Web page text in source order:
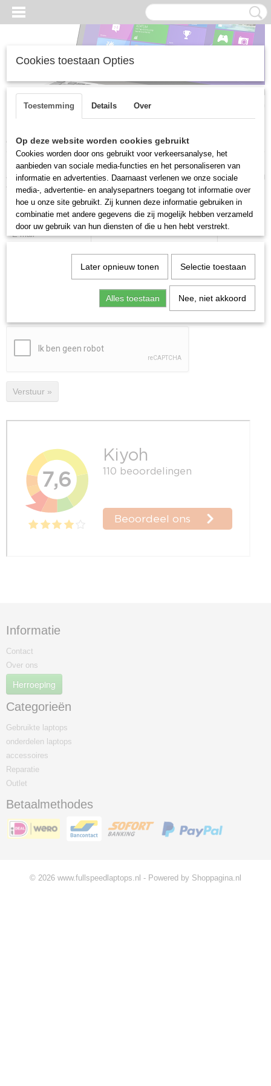
Inloggen Registreren
Home >Herroeping
Door dit formulier te verzenden, bevestigt u dat u uw bestelling wilt
annuleren. Wij nemen zo snel mogelijk contact met u op om de annulering
te bevestigen en eventuele verdere instructies te geven.
Naam
E-mail
Verstuur »
Informatie
Contact
Over ons
Herroeping
Categorieën
Gebruikte laptops
onderdelen laptops
accessoires
Reparatie
Outlet
Betaalmethodes
© 2026 www.fullspeedlaptops.nl - Powered by Shoppagina.nl
Cookies toestaan Opties
Toestemming Details Over
Op deze website worden cookies gebruikt
Cookies worden door ons gebruikt voor verkeersanalyse, het
aanbieden van sociale media-functies en het personaliseren van
informatie en advertenties. Daarnaast verlenen we onze sociale
media-, advertentie- en analysepartners toegang tot informatie over
hoe u onze site gebruikt. Zij kunnen deze informatie gebruiken in
combinatie met andere gegevens die zij mogelijk hebben verzameld
door uw gebruik van hun diensten of die u hen hebt verstrekt.
Later opnieuw tonen Selectie toestaan
Alles toestaan Nee, niet akkoord